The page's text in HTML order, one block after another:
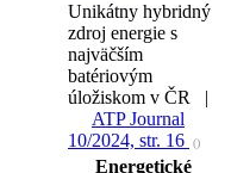
Unikátny hybridný
zdroj energie s
najväčším
batériovým
úložiskom v ČR |
ATP Journal
10/2024, str. 16
()
Energetické